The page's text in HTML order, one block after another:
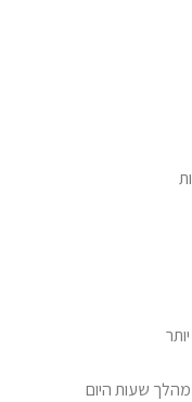
שעות היום